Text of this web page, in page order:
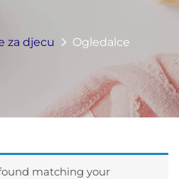
za djecu Ogledalce
matching your